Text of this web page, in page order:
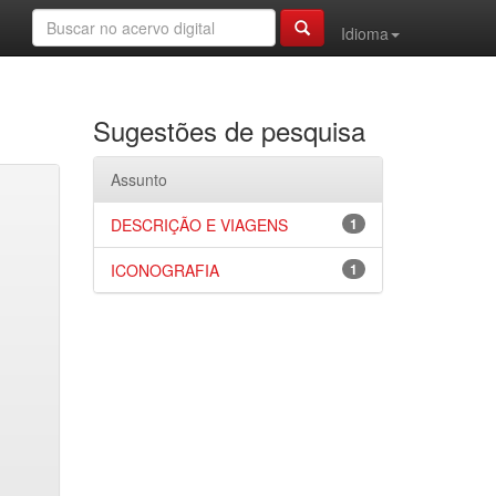
Idioma
Sugestões de pesquisa
Assunto
1
DESCRIÇÃO E VIAGENS
1
ICONOGRAFIA